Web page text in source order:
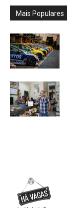
Mais Populares